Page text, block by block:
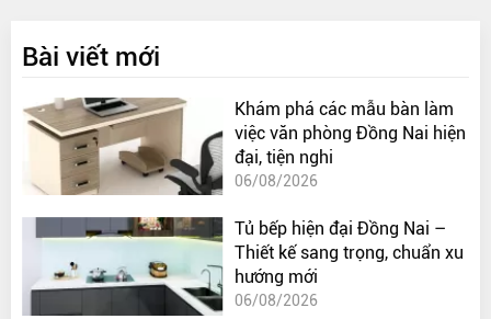
Bài viết mới
Khám phá các mẫu bàn làm
việc văn phòng Đồng Nai hiện
đại, tiện nghi
06/08/2026
Tủ bếp hiện đại Đồng Nai –
Thiết kế sang trọng, chuẩn xu
hướng mới
06/08/2026